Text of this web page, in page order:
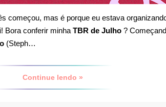
começou, mas é porque eu estava
Bora conferir minha TBR de Julho ?
(Steph…
Continue lendo »